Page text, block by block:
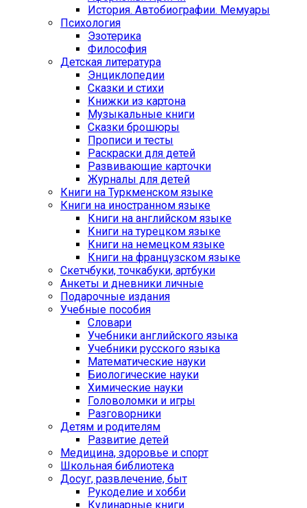
История. Автобиографии. Мемуары
Психология
Эзотерика
Философия
Детская литература
Энциклопедии
Сказки и стихи
Книжки из картона
Музыкальные книги
Сказки брошюры
Прописи и тесты
Раскраски для детей
Развивающие карточки
Журналы для детей
Книги на Туркменском языке
Книги на иностранном языке
Книги на английском языке
Книги на турецком языке
Книги на немецком языке
Книги на французском языке
Cкетчбуки, точкабуки, артбуки
Анкеты и дневники личные
Подарочные издания
Учебные пособия
Словари
Учебники английского языка
Учебники русского языка
Математические науки
Биологические науки
Химические науки
Головоломки и игры
Разговорники
Детям и родителям
Развитие детей
Медицина, здоровье и спорт
Школьная библиотека
Досуг, развлечение, быт
Рукоделие и хобби
Кулинарные книги